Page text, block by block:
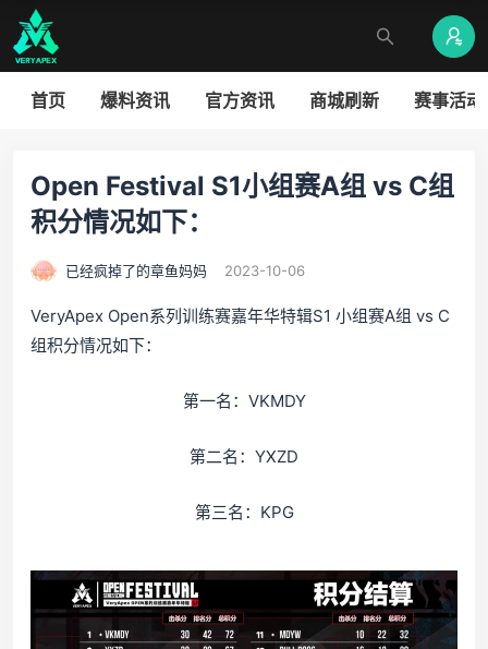
首页 爆料资讯 官方资讯 商城刷新 赛事活动
Open Festival S1小组赛A组 vs C组
积分情况如下：
已经疯掉了的章鱼妈妈 2023-10-06
VeryApex Open系列训练赛嘉年华特辑S1 小组赛A组 vs C
组积分情况如下：
第一名：VKMDY
第二名：YXZD
第三名：KPG